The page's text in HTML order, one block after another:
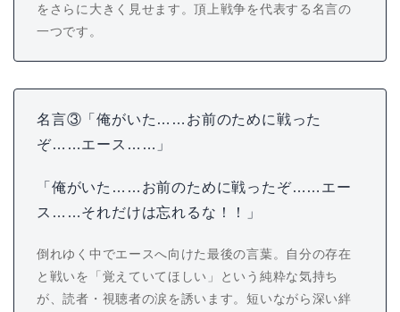
をさらに大きく見せます。頂上戦争を代表する名言の
一つです。
名言③「俺がいた……お前のために戦った
ぞ……エース……」
「俺がいた……お前のために戦ったぞ……エー
ス……それだけは忘れるな！！」
倒れゆく中でエースへ向けた最後の言葉。自分の存在
と戦いを「覚えていてほしい」という純粋な気持ち
が、読者・視聴者の涙を誘います。短いながら深い絆